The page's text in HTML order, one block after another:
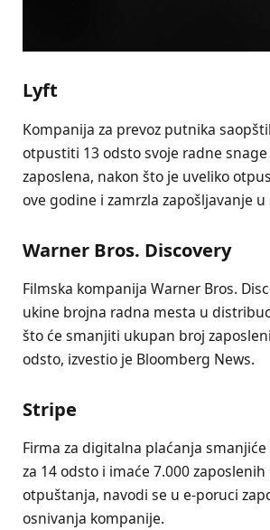
Lyft
Kompanija za prevoz putnika
otpustiti 13 odsto svoje radne snage
zaposlena, nakon što je uveliko
ove godine i zamrzla zapošljavanje
Warner Bros. Discovery
Filmska kompanija Warner Bros.
ukine brojna radna mesta u
što će smanjiti ukupan broj
odsto, izvestio je Bloomberg News.
Stripe
Firma za digitalna plaćanja
za 14 odsto i imaće 7.000 zaposlenih
otpuštanja, navodi se u e-poruci
osnivanja kompanije.